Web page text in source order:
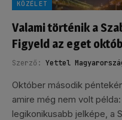
KÖZÉLET
Valami történik a
Figyeld az eget
Szerző: Yettel
Október második
amire még nem volt
legikonikusabb jelképe, a